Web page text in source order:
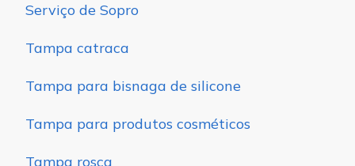
Serviço de Sopro
Tampa catraca
Tampa para bisnaga de silicone
Tampa para produtos cosméticos
Tampa rosca